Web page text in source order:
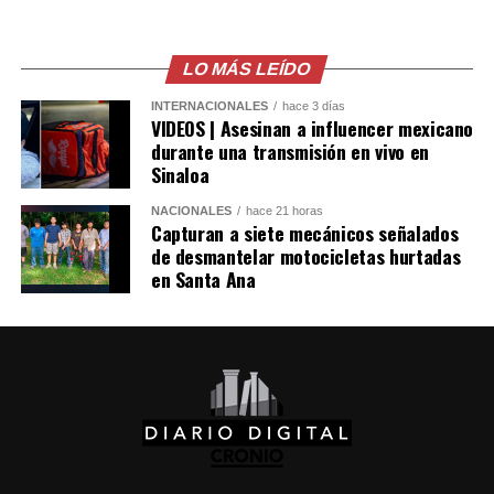
LO MÁS LEÍDO
INTERNACIONALES hace 3 días
VIDEOS | Asesinan a influencer mexicano
durante una transmisión en vivo en
Sinaloa
NACIONALES hace 21 horas
Capturan a siete mecánicos señalados
de desmantelar motocicletas hurtadas
en Santa Ana